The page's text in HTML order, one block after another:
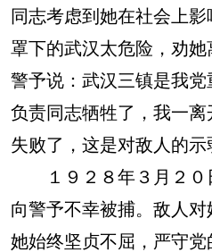
同志考虑到她在社会上
罩下的武汉太危险，劝
警予说：武汉三镇是我
负责同志牺牲了，我一
失败了，这是对敌人的示
１９２８年３月２０
向警予不幸被捕。敌人
她始终坚贞不屈，严守